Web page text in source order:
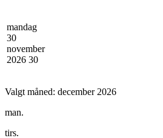
mandag
30
november
2026 30
Valgt måned: december 2026
man.
tirs.